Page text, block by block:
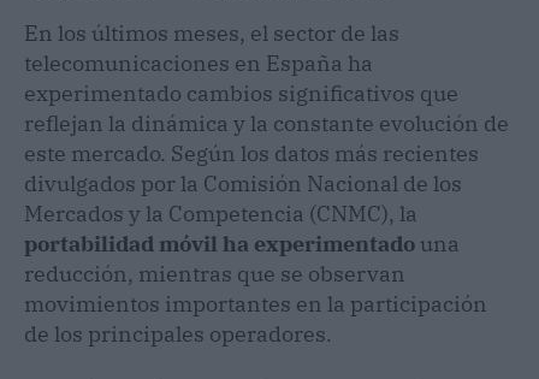
En los últimos meses, el sector de las
telecomunicaciones en España ha
experimentado cambios significativos que
reflejan la dinámica y la constante evolución de
este mercado. Según los datos más recientes
divulgados por la Comisión Nacional de los
Mercados y la Competencia (CNMC), la
portabilidad móvil ha experimentado una
reducción, mientras que se observan
movimientos importantes en la participación
de los principales operadores.